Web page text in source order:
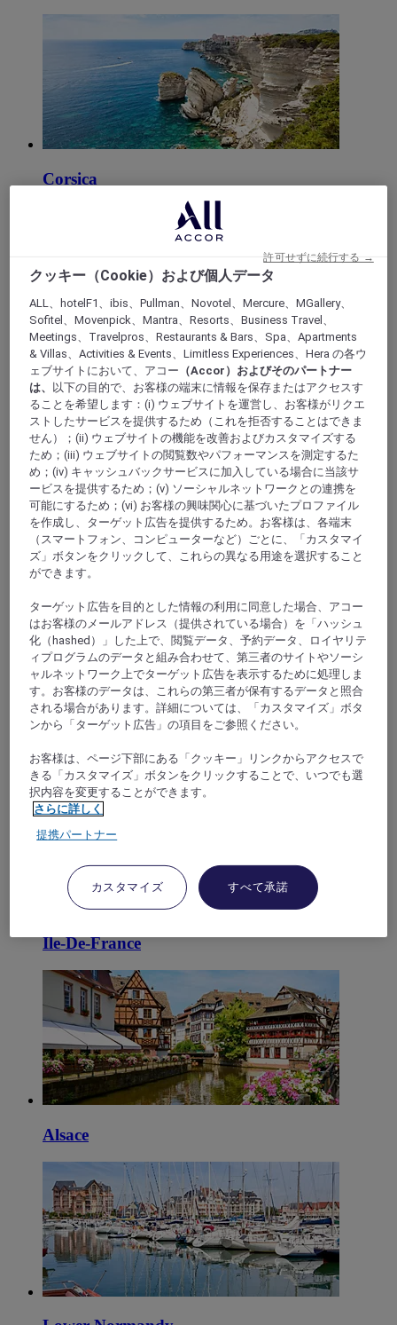
Corsica
Picardy
Nord-Pas-De-Calais
Provence-Alps-Riviera
Ile-De-France
Alsace
クッキー（Cookie）および個人データ
ALL、hotelF1、ibis、Pullman、Novotel、Mercure、MGallery、
Sofitel、Movenpick、Mantra、Resorts、Business Travel、
Meetings、Travelpros、Restaurants & Bars、Spa、Apartments
& Villas、Activities & Events、Limitless Experiences、Hera の各ウ
ェブサイトにおいて、アコー （Accor）およびそのパートナー
は、 以下の目的で、お客様の端末に情報を保存またはアクセスす
ることを希望します：(i) ウェブサイトを運営し、お客様がリクエ
ストしたサービスを提供するため（これを拒否することはできま
せん）；(ii) ウェブサイトの機能を改善およびカスタマイズする
ため；(iii) ウェブサイトの閲覧数やパフォーマンスを測定するた
め；(iv) キャッシュバックサービスに加入している場合に当該サ
ービスを提供するため；(v) ソーシャルネットワークとの連携を
可能にするため；(vi) お客様の興味関心に基づいたプロファイル
を作成し、ターゲット広告を提供するため。お客様は、各端末
（スマートフォン、コンピューターなど）ごとに、「カスタマイ
ズ」ボタンをクリックして、これらの異なる用途を選択すること
ができます。
ターゲット広告を目的とした情報の利用に同意した場合、アコー
はお客様のメールアドレス（提供されている場合）を「ハッシュ
化（hashed）」した上で、閲覧データ、予約データ、ロイヤリテ
ィプログラムのデータと組み合わせて、第三者のサイトやソーシ
ャルネットワーク上でターゲット広告を表示するために処理しま
す。お客様のデータは、これらの第三者が保有するデータと照合
される場合があります。詳細については、「カスタマイズ」ボタ
ンから「ターゲット広告」の項目をご参照ください。
お客様は、ページ下部にある「クッキー」リンクからアクセスで
きる「カスタマイズ」ボタンをクリックすることで、いつでも選
択内容を変更することができます。
さらに詳しく
提携パートナー
カスタマイズ すべて承諾
許可せずに続行する →